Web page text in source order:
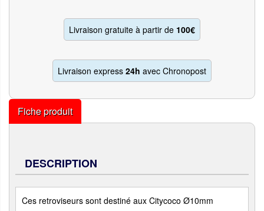
Livraison gratuite à partir de 100€
Livraison express 24h avec Chronopost
Fiche produit
DESCRIPTION
Ces retroviseurs sont destiné aux Citycoco Ø10mm